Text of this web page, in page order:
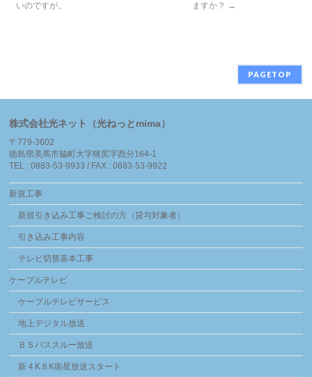
いのですが。
ますか？ →
PAGETOP
株式会社光ネット（光ねっとmima）
〒779-3602
徳島県美馬市脇町大字猪尻字西分164-1
TEL : 0883-53-9933 / FAX : 0883-53-9922
新規工事
新規引き込み工事ご検討の方（貸与対象者）
引き込み工事内容
テレビ切替基本工事
ケーブルテレビ
ケーブルテレビサービス
地上デジタル放送
ＢＳパススルー放送
新４K８K衛星放送スタート